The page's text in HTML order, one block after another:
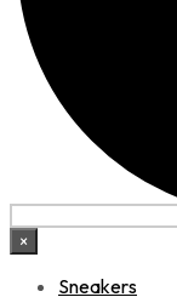
×
Sneakers